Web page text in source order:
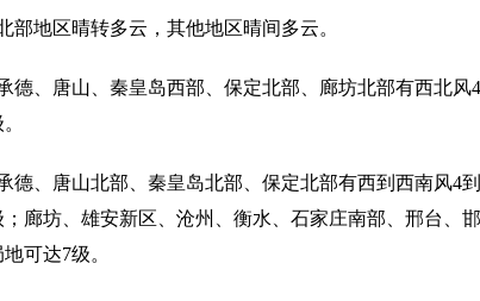
地区晴转多云，其他地区晴间多云。
、唐山、秦皇岛西部、保定北部、廊坊北部有西北风
、唐山北部、秦皇岛北部、保定北部有西到西南风4
廊坊、雄安新区、沧州、衡水、石家庄南部、邢台、
可达7级。